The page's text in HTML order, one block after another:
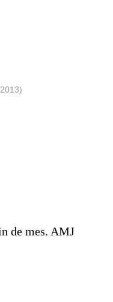
de mes. AMJ